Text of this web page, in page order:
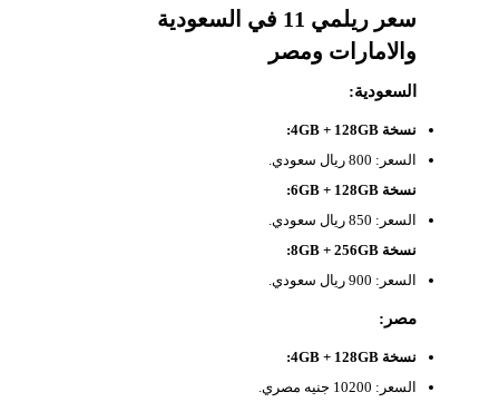
سعر ريلمي 11 في السعودية
والامارات ومصر
السعودية:
نسخة 4GB + 128GB:
السعر: 800 ريال سعودي.
نسخة 6GB + 128GB:
السعر: 850 ريال سعودي.
نسخة 8GB + 256GB:
السعر: 900 ريال سعودي.
مصر:
نسخة 4GB + 128GB:
السعر: 10200 جنيه مصري.